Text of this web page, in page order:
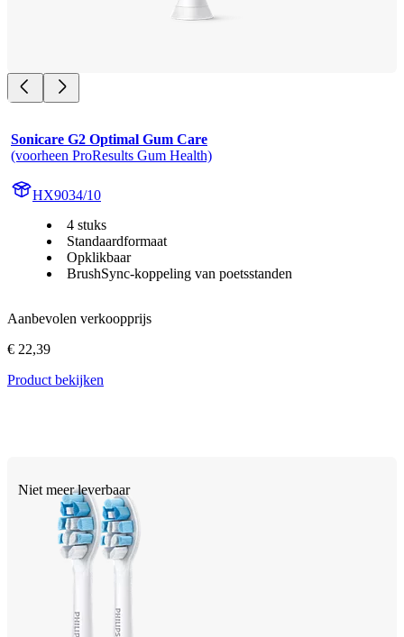
Sonicare G2 Optimal Gum Care
(voorheen ProResults Gum Health)
HX9034/10
4 stuks
Standaardformaat
Opklikbaar
BrushSync-koppeling van poetsstanden
Aanbevolen verkoopprijs
€ 22,39
Product bekijken
Niet meer leverbaar